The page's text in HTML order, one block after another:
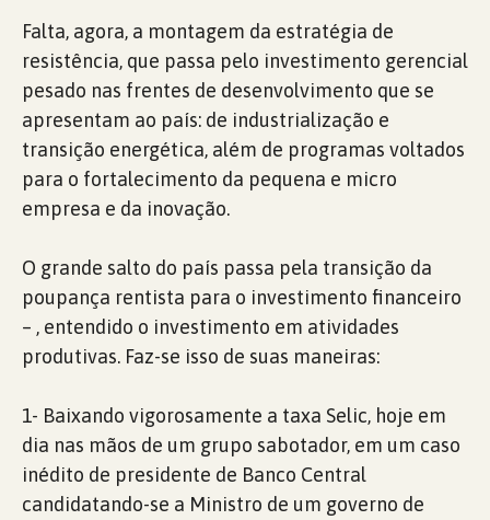
Falta, agora, a montagem da estratégia de
resistência, que passa pelo investimento gerencial
pesado nas frentes de desenvolvimento que se
apresentam ao país: de industrialização e
transição energética, além de programas voltados
para o fortalecimento da pequena e micro
empresa e da inovação.
O grande salto do país passa pela transição da
poupança rentista para o investimento financeiro
– , entendido o investimento em atividades
produtivas. Faz-se isso de suas maneiras:
1- Baixando vigorosamente a taxa Selic, hoje em
dia nas mãos de um grupo sabotador, em um caso
inédito de presidente de Banco Central
candidatando-se a Ministro de um governo de